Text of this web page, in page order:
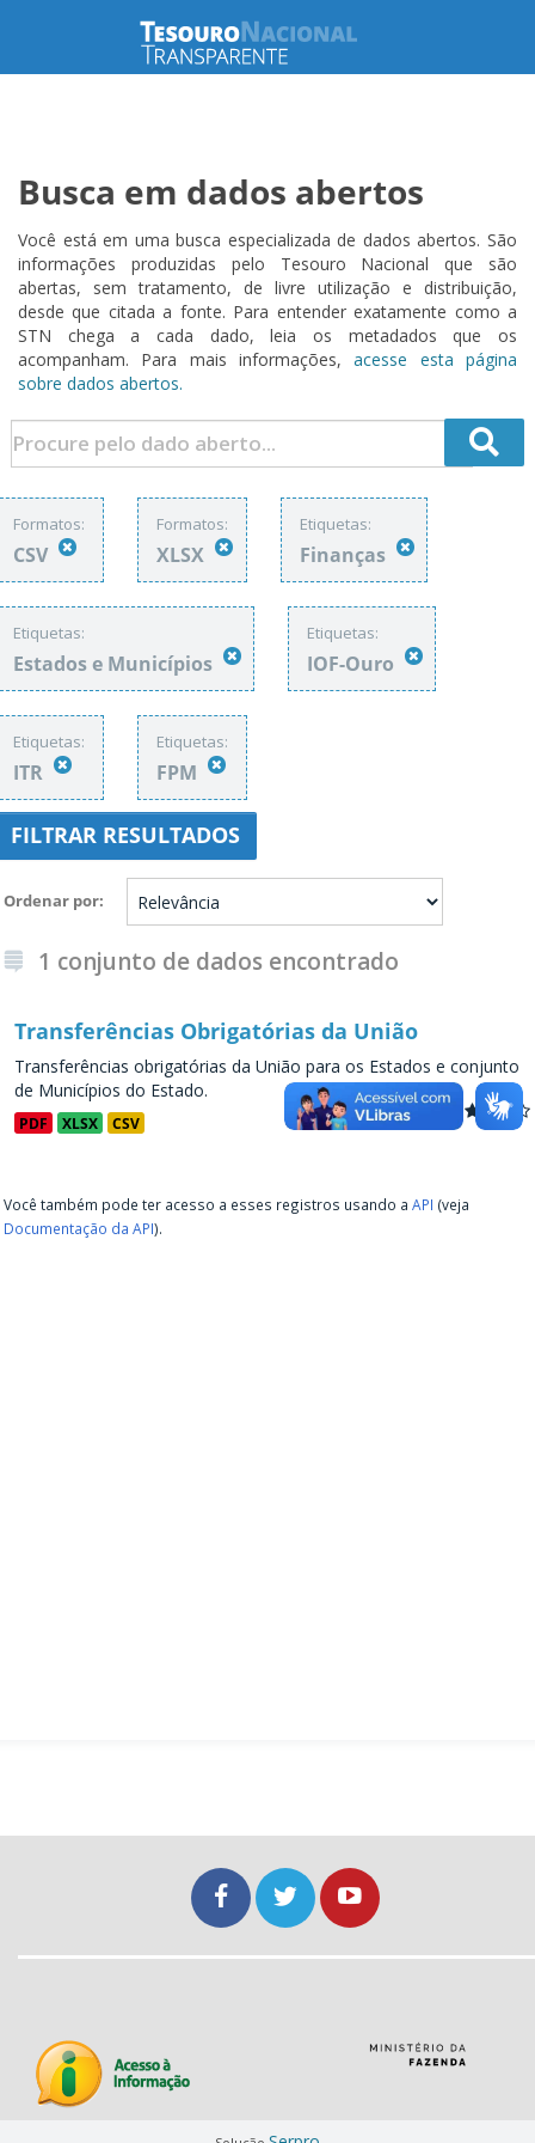
Busca em dados abertos
Você está em uma busca especializada de dados abertos. São
informações produzidas pelo Tesouro Nacional que são
abertas, sem tratamento, de livre utilização e distribuição,
desde que citada a fonte. Para entender exatamente como a
STN chega a cada dado, leia os metadados que os
acompanham. Para mais informações,acesse esta página
sobre dados abertos.
Formatos:
CSV
Formatos:
XLSX
Etiquetas:
Finanças
Etiquetas:
Estados e Municípios
Etiquetas:
IOF-Ouro
Etiquetas:
ITR
Etiquetas:
FPM
FILTRAR RESULTADOS
Ordenar por
1 conjunto de dados encontrado
Transferências Obrigatórias da União
Transferências obrigatórias da União para os Estados e conjunto
de Municípios do Estado.
PDF XLSX CSV
Você também pode ter acesso a esses registros usando a API (veja
Documentação da API).